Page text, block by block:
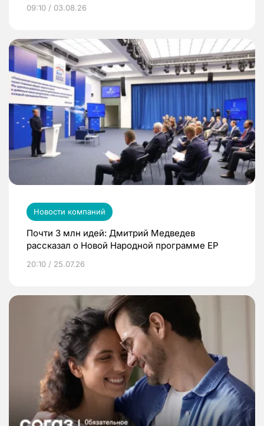
09:10 / 03.08.26
Новости компаний
Почти 3 млн идей: Дмитрий Медведев
рассказал о Новой Народной программе ЕР
20:10 / 25.07.26